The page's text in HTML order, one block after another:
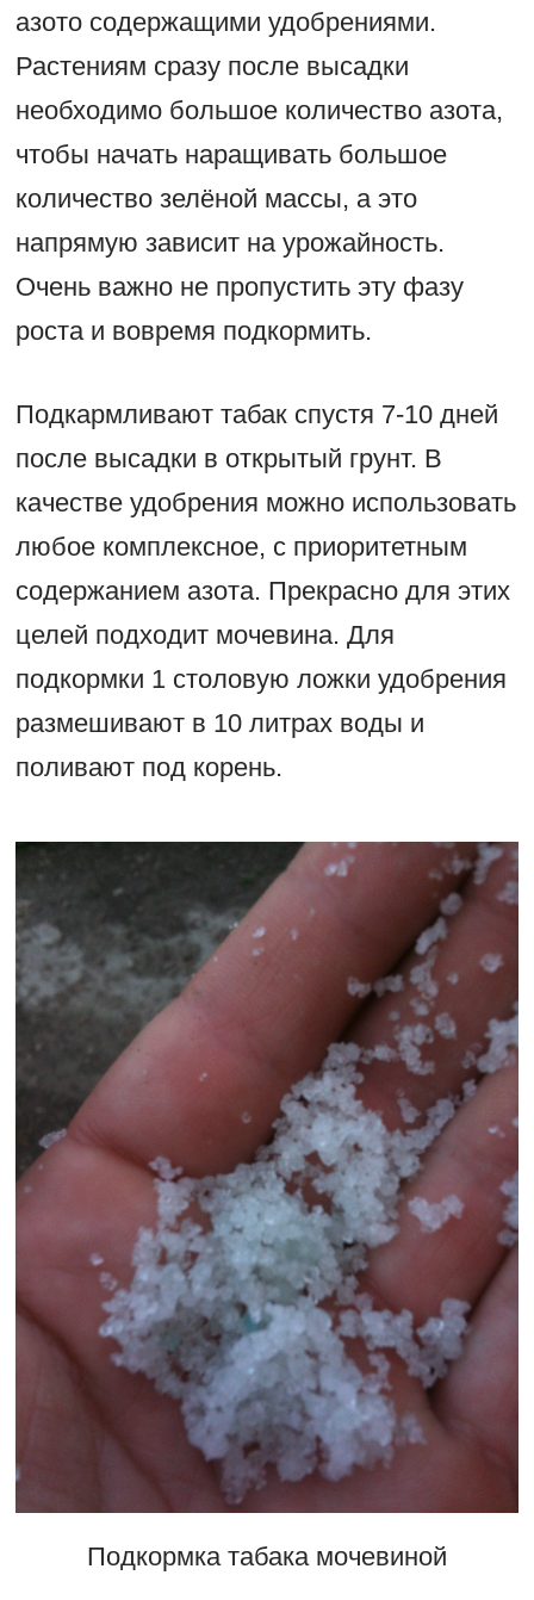
азото содержащими удобрениями.
Растениям сразу после высадки
необходимо большое количество азота,
чтобы начать наращивать большое
количество зелёной массы, а это
напрямую зависит на урожайность.
Очень важно не пропустить эту фазу
роста и вовремя подкормить.
Подкармливают табак спустя 7-10 дней
после высадки в открытый грунт. В
качестве удобрения можно использовать
любое комплексное, с приоритетным
содержанием азота. Прекрасно для этих
целей подходит мочевина. Для
подкормки 1 столовую ложки удобрения
размешивают в 10 литрах воды и
поливают под корень.
Подкормка табака мочевиной